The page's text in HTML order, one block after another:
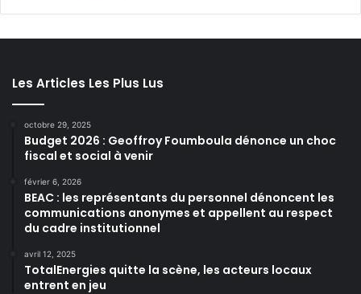
Les Articles Les Plus Lus
octobre 29, 2025
Budget 2026 : Geoffroy Foumboula dénonce un choc
fiscal et social à venir
février 6, 2026
BEAC : les représentants du personnel dénoncent les
communications anonymes et appellent au respect
du cadre institutionnel
avril 12, 2025
TotalEnergies quitte la scène, les acteurs locaux
entrent en jeu